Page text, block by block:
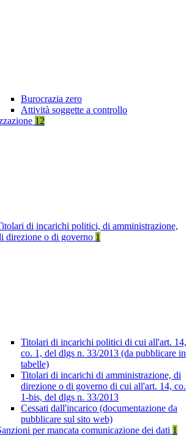
Burocrazia zero
Attività soggette a controllo
12
di incarichi politici, di amministrazione,
direzione o di governo 1
Titolari di incarichi politici di cui all'art. 14,
co. 1, del dlgs n. 33/2013 (da pubblicare in
tabelle)
Titolari di incarichi di amministrazione, di
direzione o di governo di cui all'art. 14, co.
1-bis, del dlgs n. 33/2013
Cessati dall'incarico (documentazione da
pubblicare sul sito web)
per mancata comunicazione dei dati 1